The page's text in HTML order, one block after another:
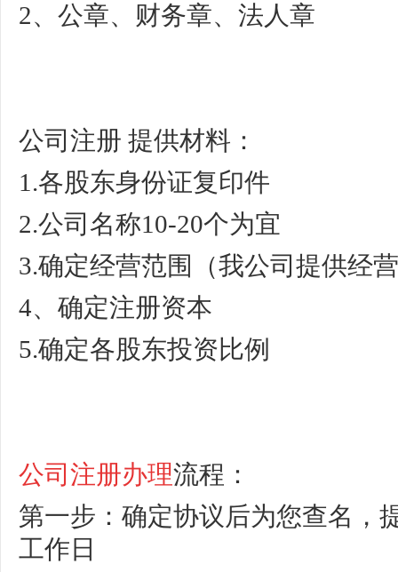
2、公章、财务章、法人章
公司注册 提供材料：
1.各股东身份证复印件
2.公司名称10-20个为宜
3.确定经营范围（我公司提供经
4、确定注册资本
5.确定各股东投资比例
公司注册办理流程：
第一步：确定协议后为您查名，
工作日